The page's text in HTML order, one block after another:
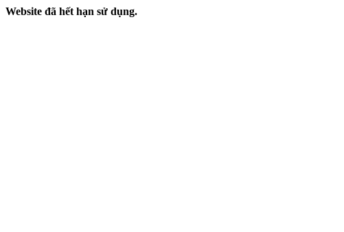
Website đã hết hạn sử dụng.